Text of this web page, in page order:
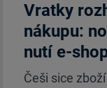
Vratky
nákupu:
nutí e-
Češi sice